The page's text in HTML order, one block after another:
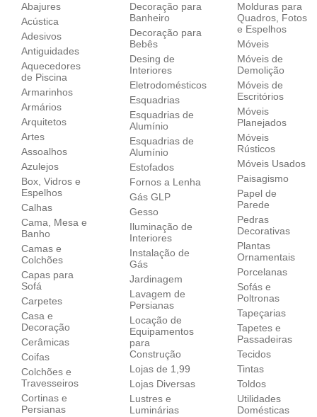
Abajures
Acústica
Adesivos
Antiguidades
Aquecedores
de Piscina
Armarinhos
Armários
Arquitetos
Artes
Assoalhos
Azulejos
Box, Vidros e
Espelhos
Calhas
Cama, Mesa e
Banho
Camas e
Colchões
Capas para
Sofá
Carpetes
Casa e
Decoração
Cerâmicas
Coifas
Colchões e
Travesseiros
Cortinas e
Persianas
Decoração para
Banheiro
Decoração para
Bebês
Desing de
Interiores
Eletrodomésticos
Esquadrias
Esquadrias de
Alumínio
Esquadrias de
Alumínio
Estofados
Fornos a Lenha
Gás GLP
Gesso
Iluminação de
Interiores
Instalação de
Gás
Jardinagem
Lavagem de
Persianas
Locação de
Equipamentos
para
Construção
Lojas de 1,99
Lojas Diversas
Lustres e
Luminárias
Molduras para
Quadros, Fotos
e Espelhos
Móveis
Móveis de
Demolição
Móveis de
Escritórios
Móveis
Planejados
Móveis
Rústicos
Móveis Usados
Paisagismo
Papel de
Parede
Pedras
Decorativas
Plantas
Ornamentais
Porcelanas
Sofás e
Poltronas
Tapeçarias
Tapetes e
Passadeiras
Tecidos
Tintas
Toldos
Utilidades
Domésticas